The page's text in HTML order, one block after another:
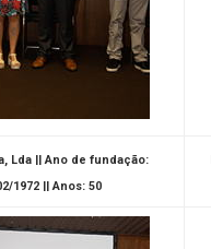
Lda || Ano de fundação:
1972 || Anos: 50